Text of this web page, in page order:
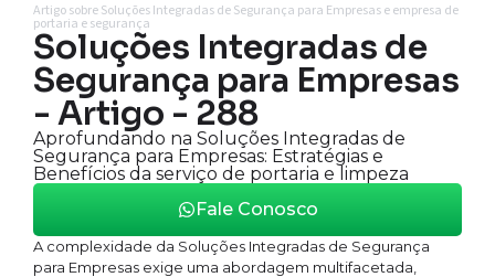
Artigo sobre Soluções Integradas de Segurança para Empresas e empresa de
portaria e segurança
Soluções Integradas de
Segurança para Empresas
- Artigo - 288
Aprofundando na Soluções Integradas de
Segurança para Empresas: Estratégias e
Benefícios da serviço de portaria e limpeza
Fale Conosco
A complexidade da Soluções Integradas de Segurança
para Empresas exige uma abordagem multifacetada,